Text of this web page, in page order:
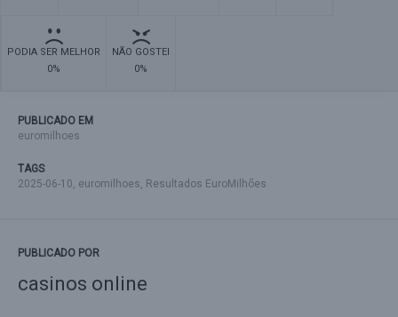
PODIA SER MELHOR
0%
NÃO GOSTEI
0%
PUBLICADO EM
euromilhoes
TAGS
2025-06-10, euromilhoes, Resultados EuroMilhões
PUBLICADO POR
casinos online